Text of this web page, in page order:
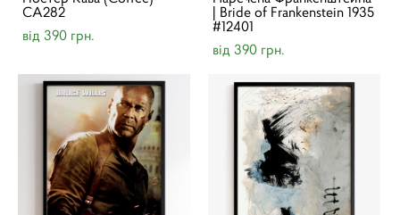
CA282
від 390 грн.
| Bride of Frankenstein 1935
#12401
від 390 грн.